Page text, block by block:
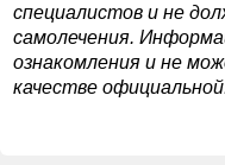
специалистов и не
самолечения.
ознакомления и не
качестве